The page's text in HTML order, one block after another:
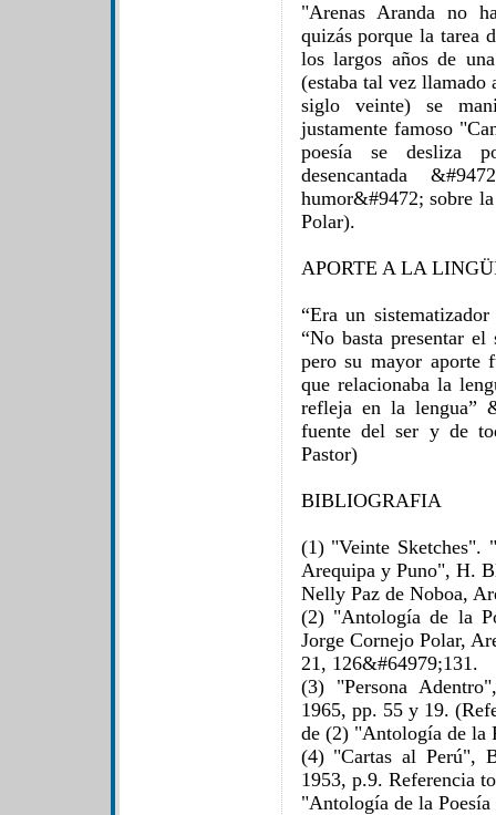
"Arenas Aranda no
quizás porque la tarea
los largos años de
(estaba tal vez llamado
siglo veinte) se
justamente famoso
poesía se desliza
desencantada
humor&#9472; sobre
Polar).
APORTE A LA
“Era un
“No basta presentar
pero su mayor aporte
que relacionaba la
refleja en la lengua”
fuente del ser y de
Pastor)
BIBLIOGRAFIA
(1) "Veinte Sketches".
Arequipa y Puno", H.
Nelly Paz de Noboa,
(2) "Antología de la
Jorge Cornejo Polar,
21, 126&#64979;131.
(3) "Persona
1965, pp. 55 y 19.
de (2) "Antología de la
(4) "Cartas al Perú",
1953, p.9. Referencia
"Antología de la